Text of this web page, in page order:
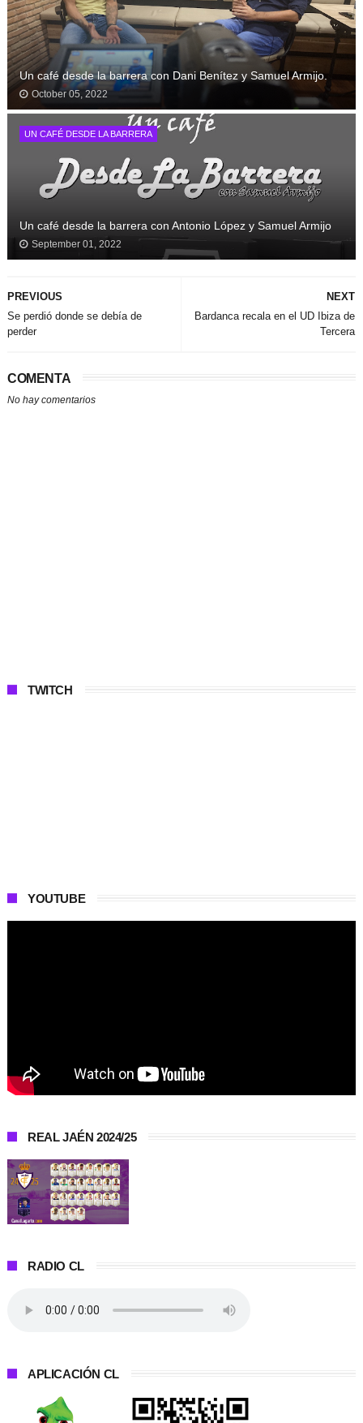
Un café desde la barrera con Dani Benítez y Samuel Armijo.
October 05, 2022
UN CAFÉ DESDE LA BARRERA
Un café desde la barrera con Antonio López y Samuel Armijo
September 01, 2022
NEXT
Bardanca recala en el UD Ibiza de
Tercera
PREVIOUS
Se perdió donde se debía de
perder
COMENTA
No hay comentarios
TWITCH
YOUTUBE
REAL JAÉN 2024/25
RADIO CL
APLICACIÓN CL